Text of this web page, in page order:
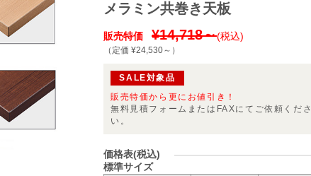
メラミン共巻き天板
販売特価 ¥14,718～(税込)
（定価 ¥24,530～ ）
SALE対象品
販売特価から更にお値引き！
無料見積フォームまたはFAXにてご依頼くださ
い。
価格表(税込)
標準サイズ